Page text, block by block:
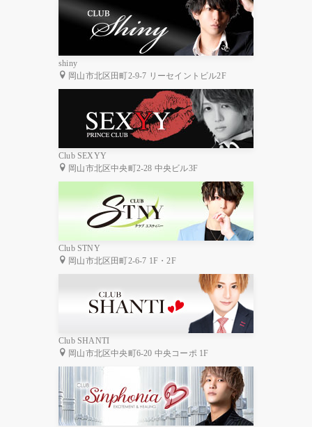
shiny
岡山市北区田町2-9-7 リーセイントビル2F
Club SEXYY
岡山市北区中央町2-28 中央ビル3F
Club STNY
岡山市北区田町2-6-7 1F・2F
Club SHANTI
岡山市北区中央町6-20 中央コーポ 1F